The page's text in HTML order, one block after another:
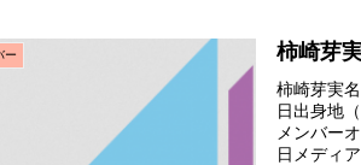
ー 柿崎芽
柿崎芽実
日出身地
メンバー
日メディ